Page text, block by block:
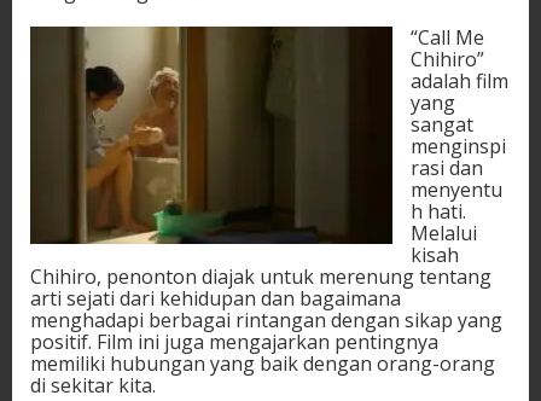
“Call Me
Chihiro”
adalah film
yang
sangat
menginspi
rasi dan
menyentu
h hati.
Melalui
kisah
Chihiro, penonton diajak untuk merenung tentang
arti sejati dari kehidupan dan bagaimana
menghadapi berbagai rintangan dengan sikap yang
positif. Film ini juga mengajarkan pentingnya
memiliki hubungan yang baik dengan orang-orang
di sekitar kita.